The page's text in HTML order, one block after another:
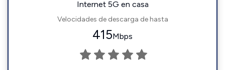
Internet 5G en casa
Velocidades de descarga de hasta
415Mbps